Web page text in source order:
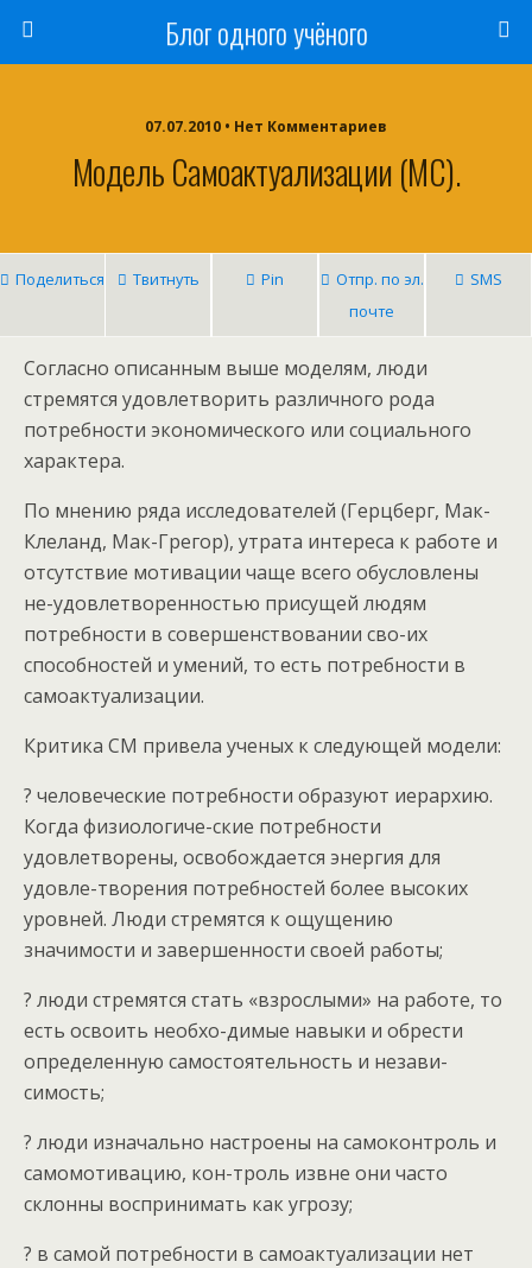
Блог одного учёного
07.07.2010 • Нет Комментариев
Модель Самоактуализации (МС).
Поделиться Твитнуть Pin
Отпр. по эл.
почте
SMS
Согласно описанным выше моделям, люди
стремятся удовлетворить различного рода
потребности экономического или социального
характера.
По мнению ряда исследователей (Герцберг, Мак-
Клеланд, Мак-Грегор), утрата интереса к работе и
отсутствие мотивации чаще всего обусловлены
не-удовлетворенностью присущей людям
потребности в совершенствовании сво-их
способностей и умений, то есть потребности в
самоактуализации.
Критика СМ привела ученых к следующей модели:
? человеческие потребности образуют иерархию.
Когда физиологиче-ские потребности
удовлетворены, освобождается энергия для
удовле-творения потребностей более высоких
уровней. Люди стремятся к ощущению
значимости и завершенности своей работы;
? люди стремятся стать «взрослыми» на работе, то
есть освоить необхо-димые навыки и обрести
определенную самостоятельность и незави-
симость;
? люди изначально настроены на самоконтроль и
самомотивацию, кон-троль извне они часто
склонны воспринимать как угрозу;
? в самой потребности в самоактуализации нет